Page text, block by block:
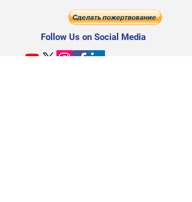
Follow Us on Social Media